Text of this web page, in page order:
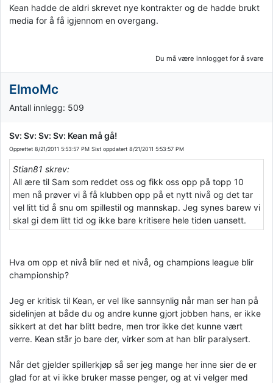
Kean hadde de aldri skrevet nye kontrakter og de hadde brukt
media for å få igjennom en overgang.
Du må være innlogget for å svare
ElmoMc
Antall innlegg: 509
Sv: Sv: Sv: Sv: Kean må gå!
Opprettet 8/21/2011 5:53:57 PM Sist oppdatert 8/21/2011 5:53:57 PM
Stian81 skrev:
All ære til Sam som reddet oss og fikk oss opp på topp 10
men nå prøver vi å få klubben opp på et nytt nivå og det tar
vel litt tid å snu om spillestil og mannskap. Jeg synes barew vi
skal gi dem litt tid og ikke bare kritisere hele tiden uansett.
Hva om opp et nivå blir ned et nivå, og champions league blir
championship?
Jeg er kritisk til Kean, er vel like sannsynlig når man ser han på
sidelinjen at både du og andre kunne gjort jobben hans, er ikke
sikkert at det har blitt bedre, men tror ikke det kunne vært
verre. Kean står jo bare der, virker som at han blir paralysert.
Når det gjelder spillerkjøp så ser jeg mange her inne sier de er
glad for at vi ikke bruker masse penger, og at vi velger med